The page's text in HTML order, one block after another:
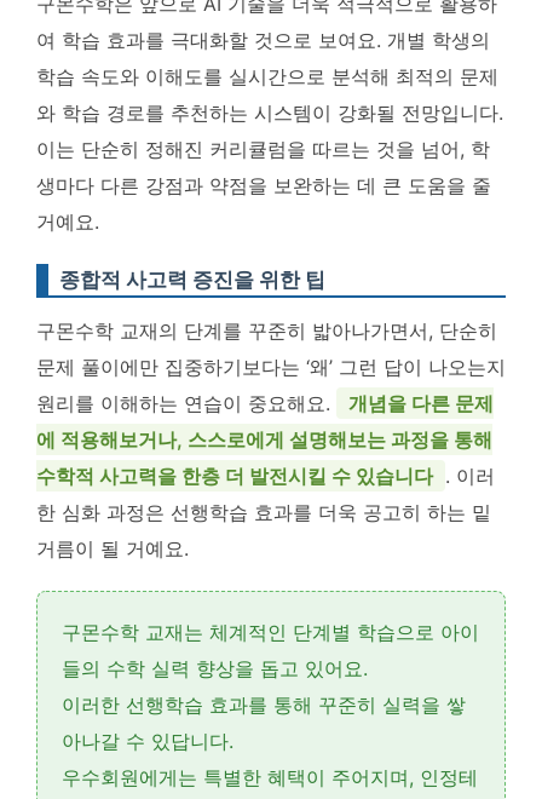
여 학습 효과를 극대화할 것으로 보여요. 개별 학생의
학습 속도와 이해도를 실시간으로 분석해 최적의 문제
와 학습 경로를 추천하는 시스템이 강화될 전망입니다.
이는 단순히 정해진 커리큘럼을 따르는 것을 넘어, 학
생마다 다른 강점과 약점을 보완하는 데 큰 도움을 줄
거예요.
종합적 사고력 증진을 위한 팁
구몬수학 교재의 단계를 꾸준히 밟아나가면서, 단순히
문제 풀이에만 집중하기보다는 ‘왜’ 그런 답이 나오는지
원리를 이해하는 연습이 중요해요.
개념을 다른 문제
에 적용해보거나, 스스로에게 설명해보는 과정을 통해
수학적 사고력을 한층 더 발전시킬 수 있습니다 . 이러
한 심화 과정은 선행학습 효과를 더욱 공고히 하는 밑
거름이 될 거예요.
구몬수학 교재는 체계적인 단계별 학습으로 아이
들의 수학 실력 향상을 돕고 있어요.
이러한 선행학습 효과를 통해 꾸준히 실력을 쌓
아나갈 수 있답니다.
우수회원에게는 특별한 혜택이 주어지며, 인정테